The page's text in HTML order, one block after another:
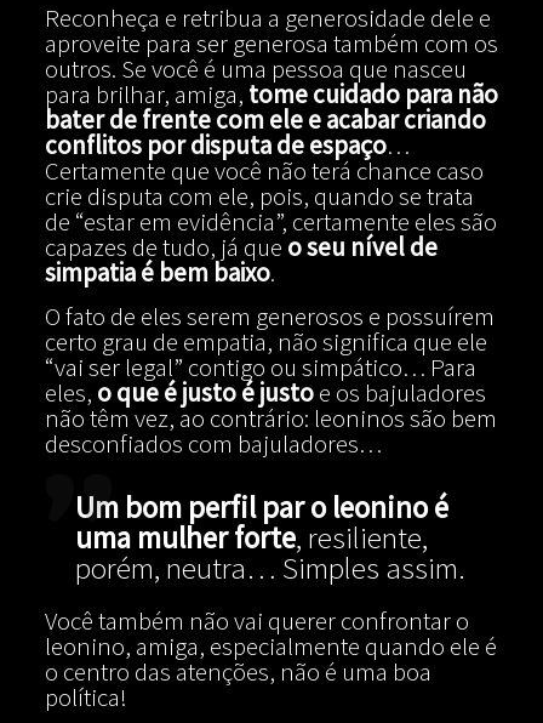
Reconheça e retribua a generosidade dele e
aproveite para ser generosa também com os
outros. Se você é uma pessoa que nasceu
para brilhar, amiga, tome cuidado para não
bater de frente com ele e acabar criando
conflitos por disputa de espaço…
Certamente que você não terá chance caso
crie disputa com ele, pois, quando se trata
de “estar em evidência”, certamente eles são
capazes de tudo, já que o seu nível de
simpatia é bem baixo.
O fato de eles serem generosos e possuírem
certo grau de empatia, não significa que ele
“vai ser legal” contigo ou simpático… Para
eles, o que é justo é justoe os bajuladores
não têm vez, ao contrário: leoninos são bem
desconfiados com bajuladores…
Um bom perfil par o leonino é
uma mulher forte, resiliente,
porém, neutra… Simples assim.
Você também não vai querer confrontar o
leonino, amiga, especialmente quando ele é
o centro das atenções, não é uma boa
política!